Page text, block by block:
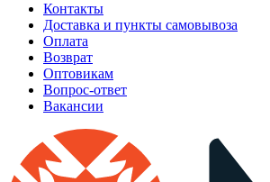
Контакты
Доставка и пункты самовывоза
Оплата
Возврат
Оптовикам
Вопрос-ответ
Вакансии